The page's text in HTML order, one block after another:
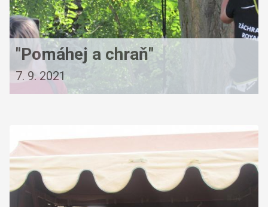
"Pomáhej a chraň"
7. 9. 2021